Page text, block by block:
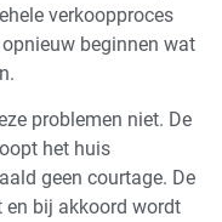
verkoopproces
beginnen wat
problemen niet. De
het huis
geen courtage. De
en bij akkoord wordt